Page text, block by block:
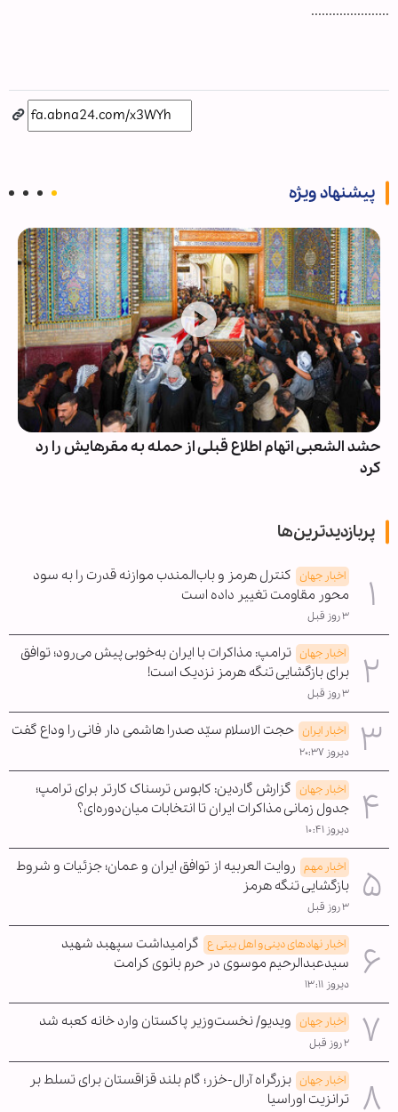
......................
پیشنهاد ویژه
حشد الشعبی اتهام اطلاع قبلی از حمله به مقرهایش را رد
کرد
پربازدیدترین‌ها
اخبار جهان کنترل هرمز و باب‌المندب موازنه قدرت را به سود
محور مقاومت تغییر داده است
۳ روز قبل
اخبار جهان ترامپ: مذاکرات با ایران به‌خوبی پیش می‌رود؛ توافق
برای بازگشایی تنگه هرمز نزدیک است!
۳ روز قبل
اخبار ایران حجت الاسلام سیّد صدرا هاشمی دار فانی را وداع گفت
دیروز ۲۰:۳۷
اخبار جهان گزارش گاردین: کابوس ترسناک کارتر برای ترامپ؛
جدول زمانی مذاکرات ایران تا انتخابات میان‌دوره‌ای؟
دیروز ۱۰:۴۱
اخبار مهم روایت العربیه از توافق ایران و عمان؛ جزئیات و شروط
بازگشایی تنگه هرمز
۳ روز قبل
اخبار نهادهای دینی و اهل بیتی ع گرامیداشت سپهبد شهید
سیدعبدالرحیم موسوی در حرم بانوی کرامت
دیروز ۱۳:۱۱
اخبار جهان ویدیو/ نخست‌وزیر پاکستان وارد خانه کعبه شد
۲ روز قبل
اخبار جهان بزرگراه آرال-خزر؛ گام بلند قزاقستان برای تسلط بر
ترانزیت اوراسیا